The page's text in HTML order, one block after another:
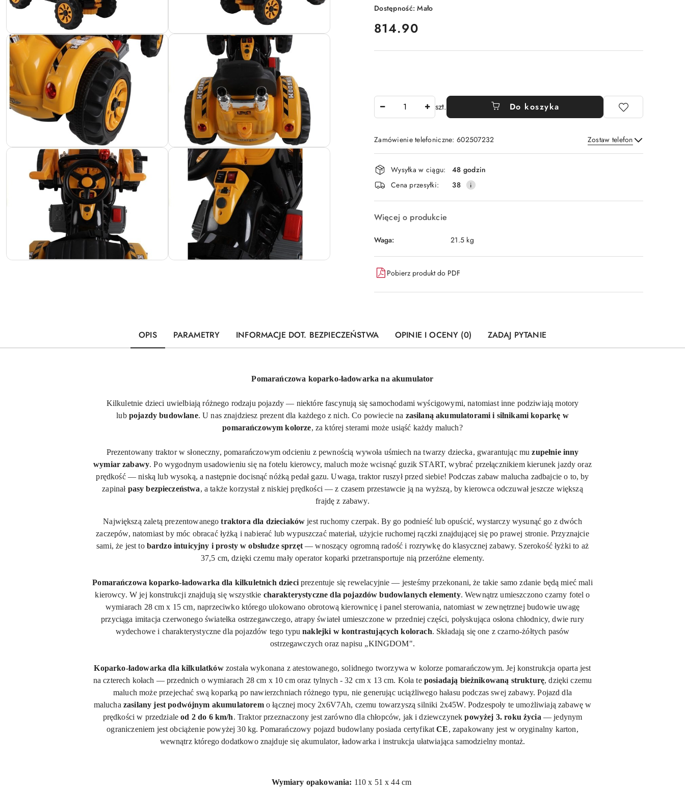
Dostępność:Mało
cena:
814.90
szt. Do koszyka
Zamówienie telefoniczne: 602507232 Zostaw telefon
Wyślij
Dostępność
i
dostawa
Wysyłka w ciągu:
48 godzin
Cena przesyłki:
38
Więcej o produkcie
Waga: 21.5 kg
Pobierz produkt do PDF
OPIS PARAMETRY INFORMACJE DOT. BEZPIECZEŃSTWA OPINIE I OCENY (0) ZADAJ PYTANIE
Pomarańczowa koparko-ładowarka na akumulator
Kilkuletnie dzieci uwielbiają różnego rodzaju pojazdy — niektóre fascynują się samochodami wyścigowymi, natomiast inne podziwiają motory
lub pojazdy budowlane. U nas znajdziesz prezent dla każdego z nich. Co powiecie na zasilaną akumulatorami i silnikami koparkę w
pomarańczowym kolorze, za której sterami może usiąść każdy maluch?
Prezentowany traktor w słoneczny, pomarańczowym odcieniu z pewnością wywoła uśmiech na twarzy dziecka, gwarantując muzupełnie inny
wymiar zabawy. Po wygodnym usadowieniu się na fotelu kierowcy, maluch może wcisnąć guzik START, wybrać przełącznikiem kierunek jazdy oraz
prędkość — niską lub wysoką, a następnie docisnąć nóżką pedał gazu. Uwaga, traktor ruszył przed siebie! Podczas zabaw malucha zadbajcie o to, by
zapinał pasy bezpieczeństwa, a także korzystał z niskiej prędkości — z czasem przestawcie ją na wyższą, by kierowca odczuwał jeszcze większą
frajdę z zabawy.
Największą zaletą prezentowanego traktora dla dzieciaków jest ruchomy czerpak. By go podnieść lub opuścić, wystarczy wysunąć go z dwóch
zaczepów, natomiast by móc obracać łyżką i nabierać lub wypuszczać materiał, użyjcie ruchomej rączki znajdującej się po prawej stronie. Przyznajcie
sami, że jest tobardzo intuicyjny i prosty w obsłudze sprzęt— wnoszący ogromną radość i rozrywkę do klasycznej zabawy. Szerokość łyżki to aż
37,5 cm, dzięki czemu mały operator koparki przetransportuje nią przeróżne elementy.
Pomarańczowa koparko-ładowarka dla kilkuletnich dzieciprezentuje się rewelacyjnie — jesteśmy przekonani, że takie samo zdanie będą mieć mali
kierowcy. W jej konstrukcji znajdują się wszystkie charakterystyczne dla pojazdów budowlanych elementy. Wewnątrz umieszczono czarny fotel o
wymiarach 28 cm x 15 cm, naprzeciwko którego ulokowano obrotową kierownicę i panel sterowania, natomiast w zewnętrznej budowie uwagę
przyciąga imitacja czerwonego światełka ostrzegawczego, atrapy świateł umieszczone w przedniej części, połyskująca osłona chłodnicy, dwie rury
wydechowe i charakterystyczne dla pojazdów tego typunaklejki w kontrastujących kolorach. Składają się one z czarno-żółtych pasów
ostrzegawczych oraz napisu „KINGDOM".
Koparko-ładowarka dla kilkulatkówzostała wykonana z atestowanego, solidnego tworzywa w kolorze pomarańczowym. Jej konstrukcja oparta jest
na czterech kołach — przednich o wymiarach 28 cm x 10 cm oraz tylnych - 32 cm x 13 cm. Koła te posiadają bieżnikowaną strukturę, dzięki czemu
maluch może przejechać swą koparką po nawierzchniach różnego typu, nie generując uciążliwego hałasu podczas swej zabawy. Pojazd dla
malucha zasilany jest podwójnym akumulatoremo łącznej mocy 2x6V7Ah, czemu towarzyszą silniki 2x45W. Podzespoły te umożliwiają zabawę w
prędkości w przedzialeod 2 do 6 km/h. Traktor przeznaczony jest zarówno dla chłopców, jak i dziewczynekpowyżej 3. roku życia — jedynym
ograniczeniem jest obciążenie powyżej 30 kg. Pomarańczowy pojazd budowlany posiada certyfikatCE, zapakowany jest w oryginalny karton,
wewnątrz którego dodatkowo znajduje się akumulator, ładowarka i instrukcja ułatwiająca samodzielny montaż.
Wymiary opakowania: 110 x 51 x 44 cm